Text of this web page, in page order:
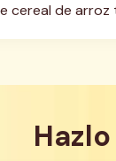
cereal de
Hazlo